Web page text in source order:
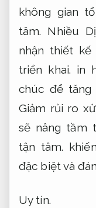
không gian
tâm. Nhiều
nhận thiết kế
triển khai. in
chúc để tăng
Giảm rủi ro
sẽ nâng tầm
tận tâm.
đặc biệt và
Uy tín.